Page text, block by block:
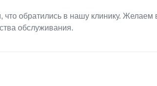
обратились в нашу клинику. Желаем
обслуживания.